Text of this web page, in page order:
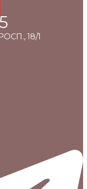
18/1